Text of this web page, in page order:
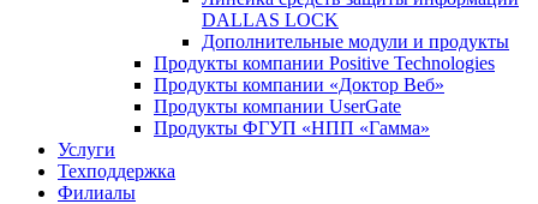
DALLAS LOCK
Дополнительные модули и продукты
Продукты компании Positive Technologies
Продукты компании «Доктор Веб»
Продукты компании UserGate
Продукты ФГУП «НПП «Гамма»
Услуги
Техподдержка
Филиалы